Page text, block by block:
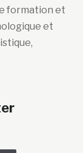
formation et
et